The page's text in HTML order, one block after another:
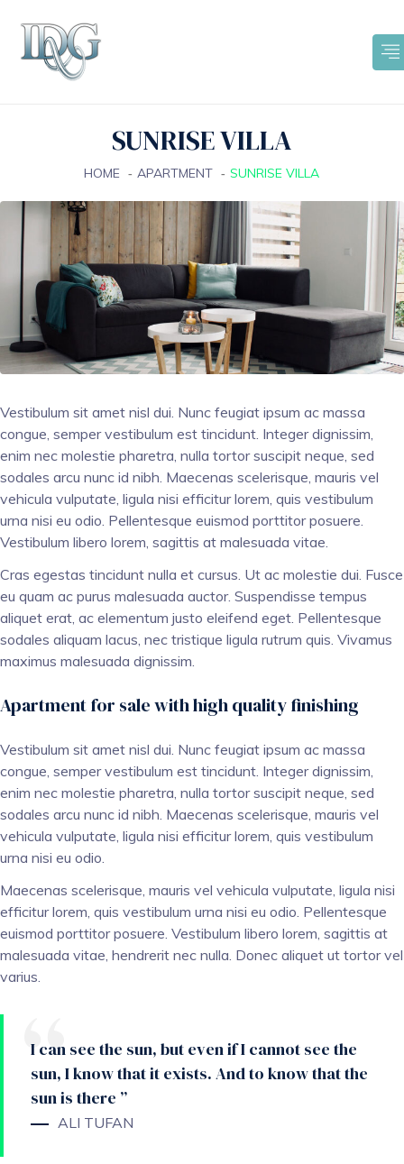
SUNRISE VILLA
HOME APARTMENT SUNRISE VILLA
Vestibulum sit amet nisl dui. Nunc feugiat ipsum ac massa
congue, semper vestibulum est tincidunt. Integer dignissim,
enim nec molestie pharetra, nulla tortor suscipit neque, sed
sodales arcu nunc id nibh. Maecenas scelerisque, mauris vel
vehicula vulputate, ligula nisi efficitur lorem, quis vestibulum
urna nisi eu odio. Pellentesque euismod porttitor posuere.
Vestibulum libero lorem, sagittis at malesuada vitae.
Cras egestas tincidunt nulla et cursus. Ut ac molestie dui. Fusce
eu quam ac purus malesuada auctor. Suspendisse tempus
aliquet erat, ac elementum justo eleifend eget. Pellentesque
sodales aliquam lacus, nec tristique ligula rutrum quis. Vivamus
maximus malesuada dignissim.
Apartment for sale with high quality finishing
Vestibulum sit amet nisl dui. Nunc feugiat ipsum ac massa
congue, semper vestibulum est tincidunt. Integer dignissim,
enim nec molestie pharetra, nulla tortor suscipit neque, sed
sodales arcu nunc id nibh. Maecenas scelerisque, mauris vel
vehicula vulputate, ligula nisi efficitur lorem, quis vestibulum
urna nisi eu odio.
Maecenas scelerisque, mauris vel vehicula vulputate, ligula nisi
efficitur lorem, quis vestibulum urna nisi eu odio. Pellentesque
euismod porttitor posuere. Vestibulum libero lorem, sagittis at
malesuada vitae, hendrerit nec nulla. Donec aliquet ut tortor vel
varius.
I can see the sun, but even if I cannot see the
sun, I know that it exists. And to know that the
sun is there ”
ALI TUFAN